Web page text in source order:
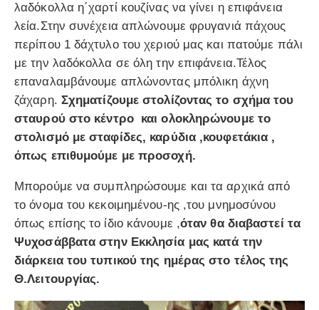
λαδόκολλα η΄χαρτί κουζίνας να γίνει η επιφάνεια
λεία.Στην συνέχεια απλώνουμε φρυγανιά πάχους
περίπου 1 δάχτυλο του χεριού μας και πατούμε πάλι
με την λαδόκολλα σε όλη την επιφάνεια.Τέλος
επαναλαμβάνουμε απλώνοντας μπόλικη άχνη
ζάχαρη. Σχηματίζουμε στολίζοντας το σχήμα του
σταυρού στο κέντρο και ολοκληρώνουμε το
στολισμό με σταφίδες, καρύδια ,κουφετάκια ,
όπως επιθυμούμε με προσοχή.
Μπορούμε να συμπληρώσουμε και τα αρχικά από
το όνομα του κεκοιμημένου-ης ,του μνημοσύνου
όπως επίσης το ίδιο κάνουμε ,όταν θα διαβαστεί τα
Ψυχοσάββατα στην Εκκλησία μας κατά την
διάρκεια του τυπικού της ημέρας στο τέλος της
Θ.Λειτουργίας.